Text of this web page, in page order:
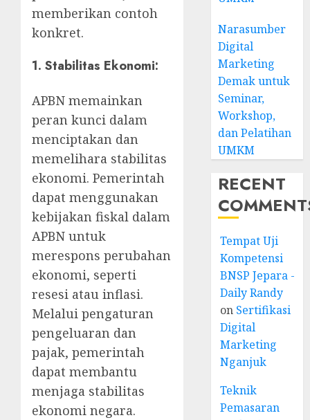
memberikan contoh
konkret.
1. Stabilitas Ekonomi:
APBN memainkan
peran kunci dalam
menciptakan dan
memelihara stabilitas
ekonomi. Pemerintah
dapat menggunakan
kebijakan fiskal dalam
APBN untuk
merespons perubahan
ekonomi, seperti
resesi atau inflasi.
Melalui pengaturan
pengeluaran dan
pajak, pemerintah
dapat membantu
menjaga stabilitas
ekonomi negara.
Narasumber
Digital
Marketing
Demak untuk
Seminar,
Workshop,
dan Pelatihan
UMKM
RECENT
Tempat Uji
Kompetensi
BNSP Jepara -
Daily Randy
on Sertifikasi
Digital
Marketing
Nganjuk
Teknik
Pemasaran